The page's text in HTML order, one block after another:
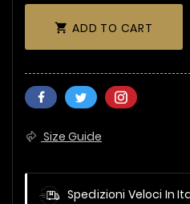
 ADD TO CART
Size Guide
Spedizioni Veloci In